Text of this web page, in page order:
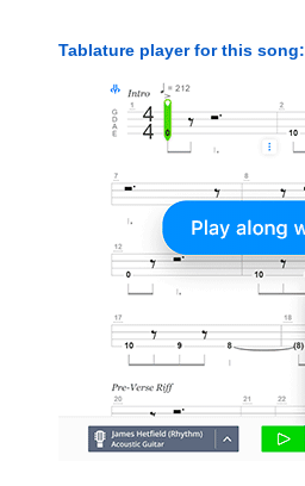
Tablature player for this song: